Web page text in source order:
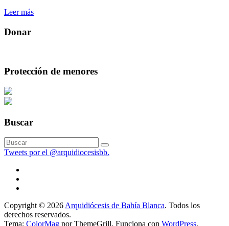
Leer más
Donar
Protección de menores
Buscar
Tweets por el @arquidiocesisbb.
Copyright © 2026Arquidiócesis de Bahía Blanca. Todos los
derechos reservados.
Tema: ColorMag por ThemeGrill. Funciona con WordPress.